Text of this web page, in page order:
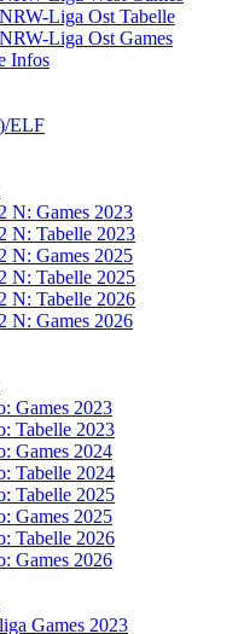
Liga Ost Tabelle
Liga Ost Games
Infos
ELF
N: Games 2023
N: Tabelle 2023
N: Games 2025
N: Tabelle 2025
N: Tabelle 2026
N: Games 2026
Games 2023
Tabelle 2023
Games 2024
Tabelle 2024
Tabelle 2025
Games 2025
Tabelle 2026
Games 2026
Games 2023